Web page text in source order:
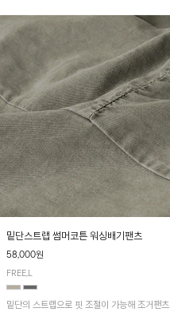
밑단스트랩 썸머코튼 워싱배기팬츠
58,000원
FREE,L
밑단의 스트랩으로 핏 조절이 가능해 조거팬츠